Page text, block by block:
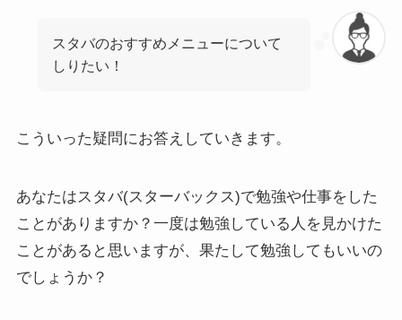
スタバのおすすめメニューについて
しりたい！
こういった疑問にお答えしていきます。
あなたはスタバ(スターバックス)で勉強や仕事をした
ことがありますか？一度は勉強している人を見かけた
ことがあると思いますが、果たして勉強してもいいの
でしょうか？